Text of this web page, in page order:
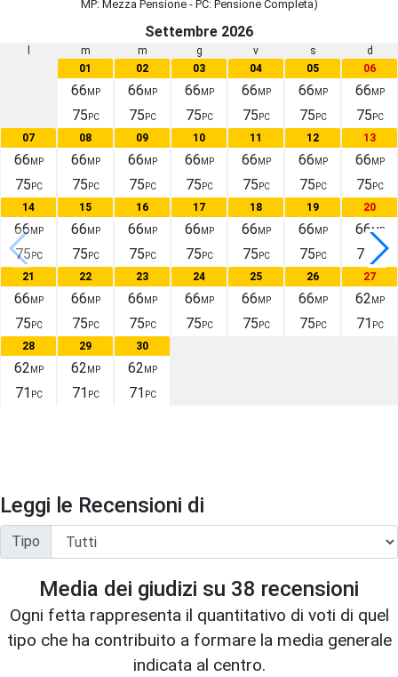
MP: Mezza Pensione - PC: Pensione Completa)
Settembre 2026
m m g v s
d
01
66 MP
75 PC
02
66 MP
75 PC
03
66 MP
75 PC
04
66 MP
75 PC
05
66 MP
75 PC
06
66 MP
75 PC
07
66 MP
75 PC
08
66 MP
75 PC
09
66 MP
75 PC
10
66 MP
75 PC
11
66 MP
75 PC
12
66 MP
75 PC
13
66 MP
75 PC
14
66MP
75 PC
15
66 MP
75 PC
16
66 MP
75 PC
17
66 MP
75 PC
18
66 MP
75 PC
19
66 MP
75 PC
20
66MP
75 PC
21
66 MP
75 PC
22
66 MP
75 PC
23
66 MP
75 PC
24
66 MP
75 PC
25
66 MP
75 PC
26
66 MP
75 PC
27
62 MP
71 PC
28
62 MP
71 PC
29
62 MP
71 PC
30
62 MP
71 PC
Leggi le Recensioni di
Tipo
Media dei giudizi su 38 recensioni
Ogni fetta rappresenta il quantitativo di voti di quel
tipo che ha contribuito a formare la media generale
indicata al centro.